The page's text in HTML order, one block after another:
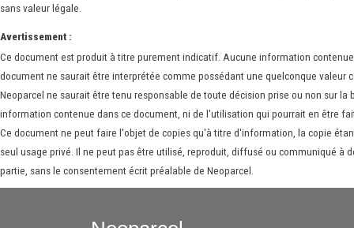
sans valeur légale.
Avertissement :
Ce document est produit à titre purement indicatif. Aucune information
document ne saurait être interprétée comme possédant une quelconque valeur
Neoparcel ne saurait être tenu responsable de toute décision prise ou non sur la
information contenue dans ce document, ni de l'utilisation qui pourrait en être
Ce document ne peut faire l'objet de copies qu'à titre d'information, la copie
seul usage privé. Il ne peut pas être utilisé, reproduit, diffusé ou communiqué à
partie, sans le consentement écrit préalable de Neoparcel.